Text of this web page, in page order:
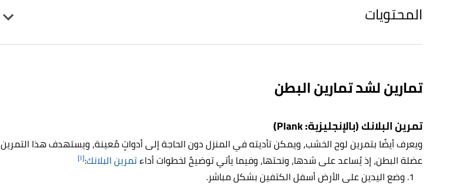
المحتويات
تمارين لشد تمارين البطن
تمرين البلانك (بالإنجليزية: Plank)
ويعرف أيضًا بتمرين لوح الخشب، ويمكن تأديته في المنزل دون الحاجة إلى أدواتٍ مُعينة، ويستهدف هذا التمرين
عضلة البطن، إذ يُساعد على شدها، ونحتها، وفيما يأتي توضيحٌ لخطوات أداءتمرين البلانك:[١]
وضع اليدين على الأرض أسفل الكتفين بشكل مباشر.